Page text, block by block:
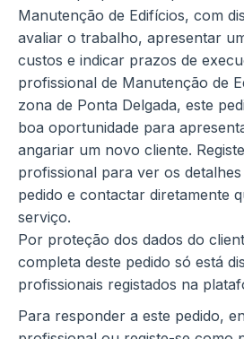
Manutenção de Edifícios, com
avaliar o trabalho, apresentar
custos e indicar prazos de
profissional de Manutenção de
zona de Ponta Delgada, este
boa oportunidade para
angariar um novo cliente.
profissional para ver os
pedido e contactar diretamente
serviço.
Por proteção dos dados do
completa deste pedido só está
profissionais registados na
Para responder a este pedido,